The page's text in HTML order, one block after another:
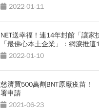
2022-01-11
NET送幸福！連14年封館「讓
「最佛心本土企業」：網淚推這
2022-01-10
慈濟買500萬劑BNT原廠疫苗！
署申請
2021-06-23